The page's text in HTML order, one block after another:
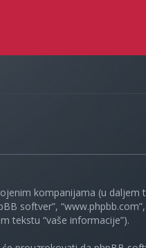
kompanijama (u daljem
softver”,
tekstu “vaše informacije”).